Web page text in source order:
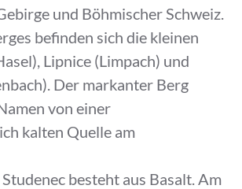
und Böhmischer Schweiz.
befinden sich die kleinen
Lipnice (Limpach) und
Der markanter Berg
von einer
kalten Quelle am
besteht aus Basalt. Am